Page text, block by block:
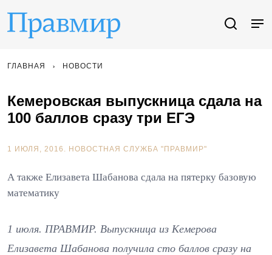
ГЛАВНАЯ НОВОСТИ
Кемеровская выпускница сдала на
100 баллов сразу три ЕГЭ
1 ИЮЛЯ, 2016. НОВОСТНАЯ СЛУЖБА "ПРАВМИР"
А также Елизавета Шабанова сдала на пятерку базовую
математику
1 июля. ПРАВМИР. Выпускница из Кемерова
Елизавета Шабанова получила сто баллов сразу на